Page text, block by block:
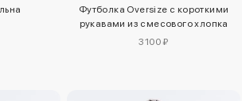
Футболка Oversize с короткими
рукавами из смесового хлопка
3100 ₽